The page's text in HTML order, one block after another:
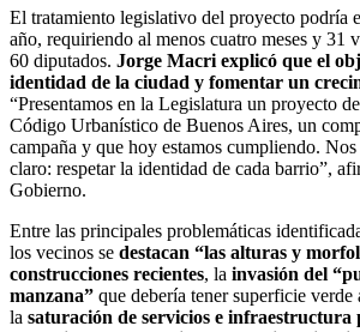
El tratamiento legislativo del proyecto podría
año, requiriendo al menos cuatro meses y 31
60 diputados. Jorge Macri explicó que el
identidad de la ciudad y fomentar un
“Presentamos en la Legislatura un proyecto
Código Urbanístico de Buenos Aires, un
campaña y que hoy estamos cumpliendo.
claro: respetar la identidad de cada barrio”,
Gobierno.
Entre las principales problemáticas
los vecinos se destacan “las alturas y
construcciones recientes, la invasión del
manzana” que debería tener superficie verde
la saturación de servicios e infraestructura